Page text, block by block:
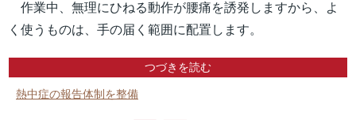
作業中、無理にひねる動作が腰痛を誘発しますから、よ
く使うものは、手の届く範囲に配置します。
つづきを読む
熱中症の報告体制を整備